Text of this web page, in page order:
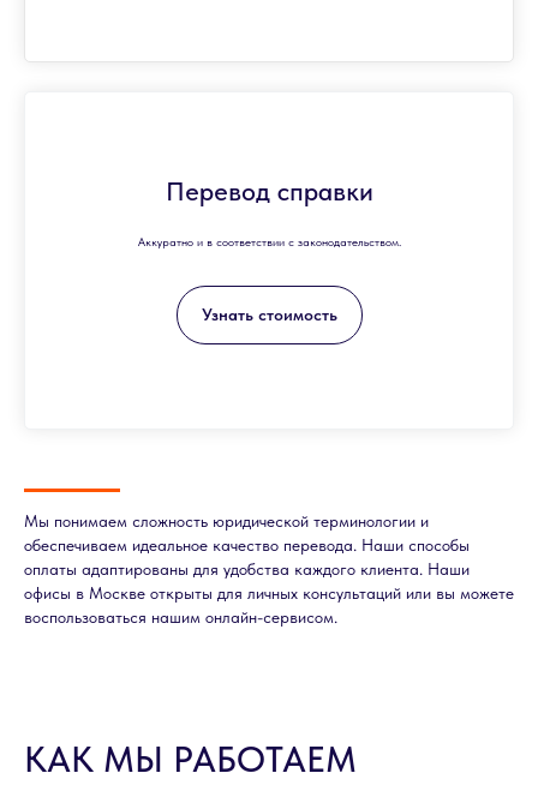
Перевод справки
Аккуратно и в соответствии с законодательством.
Узнать стоимость
Мы понимаем сложность юридической терминологии и
обеспечиваем идеальное качество перевода. Наши способы
оплаты адаптированы для удобства каждого клиента. Наши
офисы в Москве открыты для личных консультаций или вы можете
воспользоваться нашим онлайн-сервисом.
КАК МЫ РАБОТАЕМ